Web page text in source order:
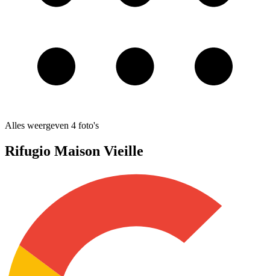
Alles weergeven 4 foto's
Rifugio Maison Vieille